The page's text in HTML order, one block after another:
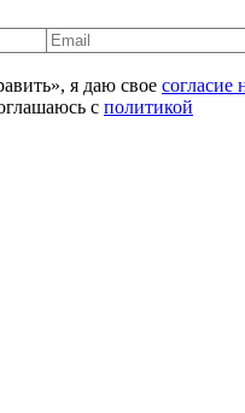
я даю свое согласие
с политикой